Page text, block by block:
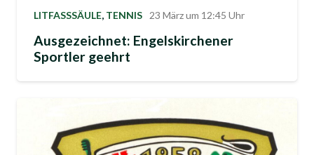
LITFASSSÄULE, TENNIS 23 März um 12:45 Uhr
Ausgezeichnet: Engelskirchener
Sportler geehrt